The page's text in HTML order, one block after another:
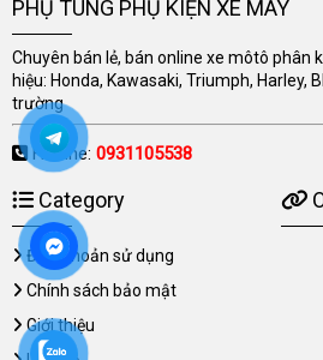
PHỤ TÙNG PHỤ KIỆN XE MÁY
Chuyên bán lẻ, bán online xe môtô phân
hiệu: Honda, Kawasaki, Triumph, Harley,
trường
Hotline: 0931105538
Category
Điều khoản sử dụng
Chính sách bảo mật
Giới thiệu